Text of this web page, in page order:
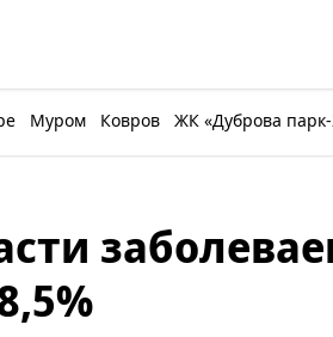
Муром Ковров ЖК «Дуброва